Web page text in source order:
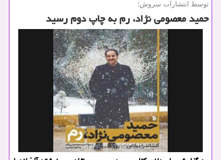
توسط انتشارات سروش؛
حمید معصومی نژاد، رم به چاپ دوم رسید